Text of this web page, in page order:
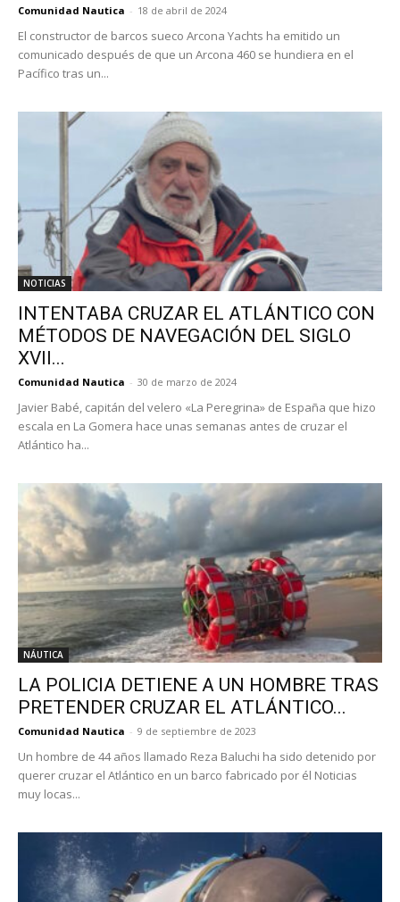
Comunidad Nautica - 18 de abril de 2024
El constructor de barcos sueco Arcona Yachts ha emitido un
comunicado después de que un Arcona 460 se hundiera en el
Pacífico tras un...
NOTICIAS
INTENTABA CRUZAR EL ATLÁNTICO CON
MÉTODOS DE NAVEGACIÓN DEL SIGLO
XVII...
Comunidad Nautica - 30 de marzo de 2024
Javier Babé, capitán del velero «La Peregrina» de España que hizo
escala en La Gomera hace unas semanas antes de cruzar el
Atlántico ha...
NÁUTICA
LA POLICIA DETIENE A UN HOMBRE TRAS
PRETENDER CRUZAR EL ATLÁNTICO...
Comunidad Nautica - 9 de septiembre de 2023
Un hombre de 44 años llamado Reza Baluchi ha sido detenido por
querer cruzar el Atlántico en un barco fabricado por él Noticias
muy locas...